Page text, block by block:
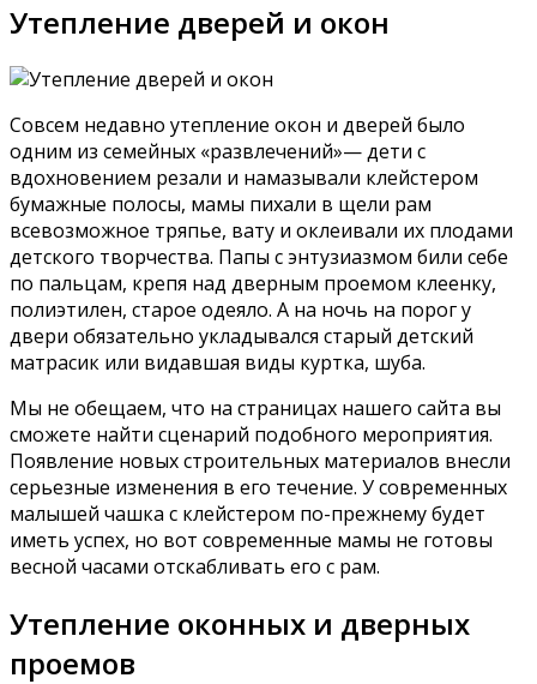
Утепление дверей и окон
Совсем недавно утепление окон и дверей было
одним из семейных «развлечений»— дети с
вдохновением резали и намазывали клейстером
бумажные полосы, мамы пихали в щели рам
всевозможное тряпье, вату и оклеивали их плодами
детского творчества. Папы с энтузиазмом били себе
по пальцам, крепя над дверным проемом клеенку,
полиэтилен, старое одеяло. А на ночь на порог у
двери обязательно укладывался старый детский
матрасик или видавшая виды куртка, шуба.
Мы не обещаем, что на страницах нашего сайта вы
сможете найти сценарий подобного мероприятия.
Появление новых строительных материалов внесли
серьезные изменения в его течение. У современных
малышей чашка с клейстером по-прежнему будет
иметь успех, но вот современные мамы не готовы
весной часами отскабливать его с рам.
Утепление оконных и дверных
проемов